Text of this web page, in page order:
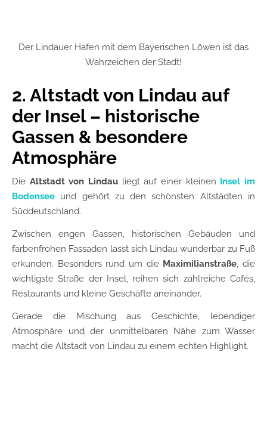
Der Lindauer Hafen mit dem Bayerischen Löwen ist das
Wahrzeichen der Stadt!
2. Altstadt von Lindau auf
der Insel – historische
Gassen & besondere
Atmosphäre
Die Altstadt von Lindau liegt auf einer kleinen Insel im
Bodensee und gehört zu den schönsten Altstädten in
Süddeutschland.
Zwischen engen Gassen, historischen Gebäuden und
farbenfrohen Fassaden lässt sich Lindau wunderbar zu Fuß
erkunden. Besonders rund um die Maximilianstraße, die
wichtigste Straße der Insel, reihen sich zahlreiche Cafés,
Restaurants und kleine Geschäfte aneinander.
Gerade die Mischung aus Geschichte, lebendiger
Atmosphäre und der unmittelbaren Nähe zum Wasser
macht die Altstadt von Lindau zu einem echten Highlight.